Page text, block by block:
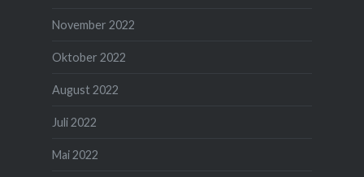
November 2022
Oktober 2022
August 2022
Juli 2022
Mai 2022